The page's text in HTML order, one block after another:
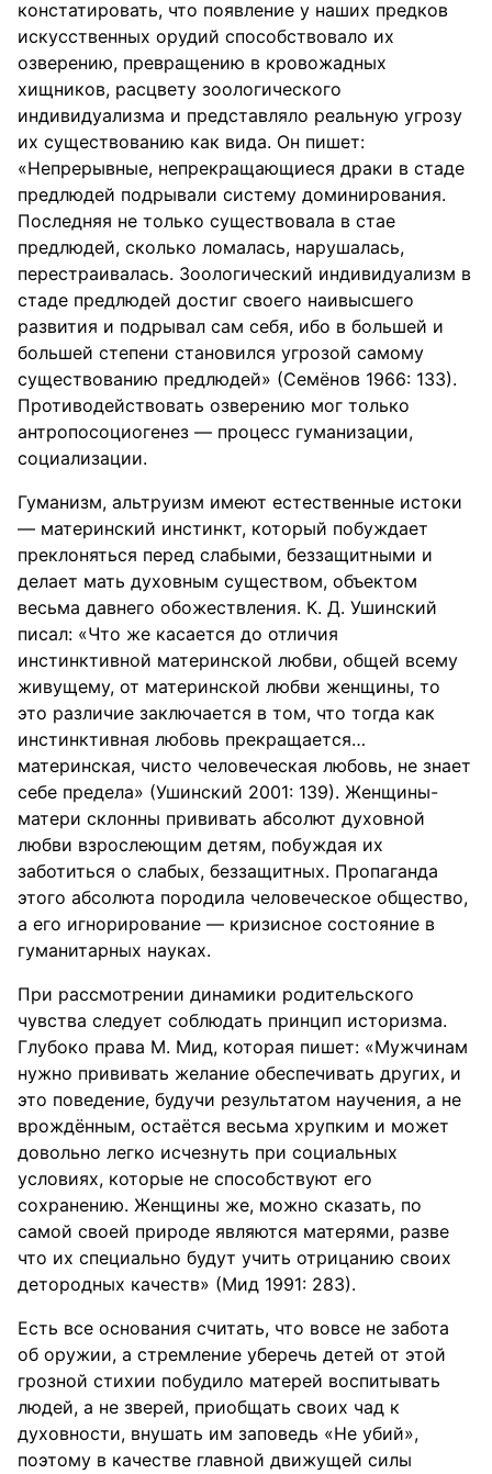
констатировать, что появление у наших предков
искусственных орудий способствовало их
озверению, превращению в кровожадных
хищников, расцвету зоологического
индивидуализма и представляло реальную угрозу
их существованию как вида. Он пишет:
«Непрерывные, непрекращающиеся драки в стаде
предлюдей подрывали систему доминирования.
Последняя не только существовала в стае
предлюдей, сколько ломалась, нарушалась,
перестраивалась. Зоологический индивидуализм в
стаде предлюдей достиг своего наивысшего
развития и подрывал сам себя, ибо в большей и
большей степени становился угрозой самому
существованию предлюдей» (Семёнов 1966: 133).
Противодействовать озверению мог только
антропосоциогенез — процесс гуманизации,
социализации.
Гуманизм, альтруизм имеют естественные истоки
— материнский инстинкт, который побуждает
преклоняться перед слабыми, беззащитными и
делает мать духовным существом, объектом
весьма давнего обожествления. К. Д. Ушинский
писал: «Что же касается до отличия
инстинктивной материнской любви, общей всему
живущему, от материнской любви женщины, то
это различие заключается в том, что тогда как
инстинктивная любовь прекращается…
материнская, чисто человеческая любовь, не знает
себе предела» (Ушинский 2001: 139). Женщины-
матери склонны прививать абсолют духовной
любви взрослеющим детям, побуждая их
заботиться о слабых, беззащитных. Пропаганда
этого абсолюта породила человеческое общество,
а его игнорирование — кризисное состояние в
гуманитарных науках.
При рассмотрении динамики родительского
чувства следует соблюдать принцип историзма.
Глубоко права М. Мид, которая пишет: «Мужчинам
нужно прививать желание обеспечивать других, и
это поведение, будучи результатом научения, а не
врождённым, остаётся весьма хрупким и может
довольно легко исчезнуть при социальных
условиях, которые не способствуют его
сохранению. Женщины же, можно сказать, по
самой своей природе являются матерями, разве
что их специально будут учить отрицанию своих
детородных качеств» (Мид 1991: 283).
Есть все основания считать, что вовсе не забота
об оружии, а стремление уберечь детей от этой
грозной стихии побудило матерей воспитывать
людей, а не зверей, приобщать своих чад к
духовности, внушать им заповедь «Не убий»,
поэтому в качестве главной движущей силы